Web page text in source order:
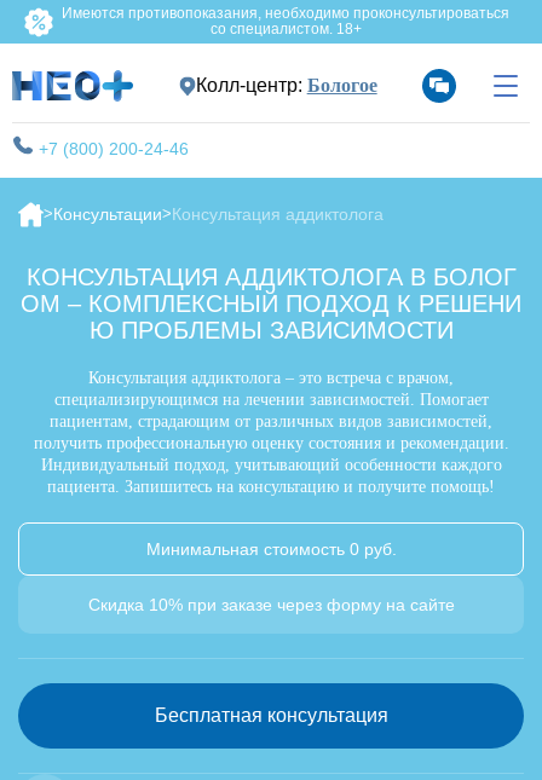
Имеются противопоказания, необходимо проконсультироваться
со специалистом. 18+
Колл-центр: Бологое
+7 (800) 200-24-46
Консультации Консультация аддиктолога
КОНСУЛЬТАЦИЯ АДДИКТОЛОГА В БОЛОГ
ОМ – КОМПЛЕКСНЫЙ ПОДХОД К РЕШЕНИ
Ю ПРОБЛЕМЫ ЗАВИСИМОСТИ
Консультация аддиктолога – это встреча с врачом,
специализирующимся на лечении зависимостей. Помогает
пациентам, страдающим от различных видов зависимостей,
получить профессиональную оценку состояния и рекомендации.
Индивидуальный подход, учитывающий особенности каждого
пациента. Запишитесь на консультацию и получите помощь!
Минимальная стоимость 0 руб.
Скидка 10% при заказе через форму на сайте
Бесплатная консультация